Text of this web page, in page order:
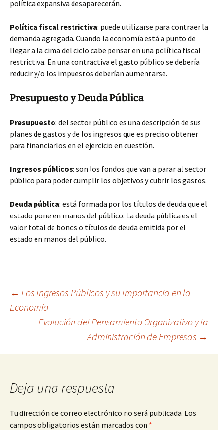
política expansiva desaparecerán.
Política fiscal restrictiva: puede utilizarse para contraer la
demanda agregada. Cuando la economía está a punto de
llegar a la cima del ciclo cabe pensar en una política fiscal
restrictiva. En una contractiva el gasto público se debería
reducir y/o los impuestos deberían aumentarse.
Presupuesto y Deuda Pública
Presupuesto: del sector público es una descripción de sus
planes de gastos y de los ingresos que es preciso obtener
para financiarlos en el ejercicio en cuestión.
Ingresos públicos: son los fondos que van a parar al sector
público para poder cumplir los objetivos y cubrir los gastos.
Deuda pública: está formada por los títulos de deuda que el
estado pone en manos del público. La deuda pública es el
valor total de bonos o títulos de deuda emitida por el
estado en manos del público.
Navegación
entradas
← Los Ingresos Públicos y su Importancia en la
Economía
Evolución del Pensamiento Organizativo y la
Administración de Empresas →
Deja una respuesta
Tu dirección de correo electrónico no será publicada. Los
campos obligatorios están marcados con *